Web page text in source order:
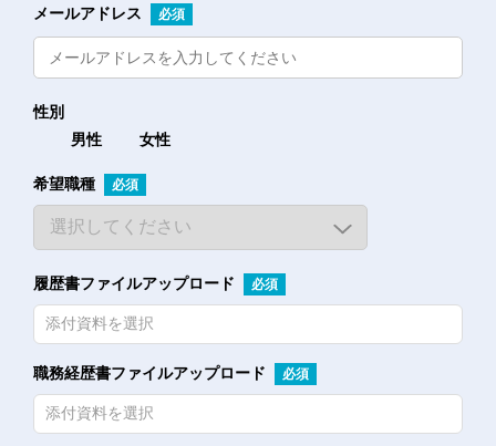
メールアドレス 必須
性別
男性
女性
希望職種 必須
履歴書ファイルアップロード 必須
添付資料を選択
職務経歴書ファイルアップロード 必須
添付資料を選択
す。
第9条（プライバシーポリシーの変更）
ーに別段の定めのある事項を除いて，ユーザー
のとします。
2. 当社が別途定める場合を除いて，変更後の
第10条（お問い合わせ窓口）
本ポリシーに関するお問い合わせは，下記の窓口
までお願いいたします。
〒135-0064 東京都江東区青海2丁目7-4 the
SOHO 6F